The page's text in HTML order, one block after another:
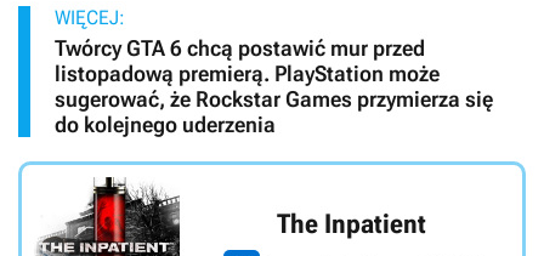
WIĘCEJ:
Twórcy GTA 6 chcą postawić mur przed
listopadową premierą. PlayStation może
sugerować, że Rockstar Games przymierza się
do kolejnego uderzenia
The Inpatient